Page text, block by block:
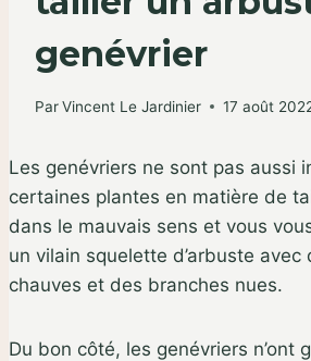
genévrier
ParVincent Le Jardinier 17 août
Les genévriers ne sont pas aussi
certaines plantes en matière de
dans le mauvais sens et vous
un vilain squelette d’arbuste avec
chauves et des branches nues.
Du bon côté, les genévriers n’ont